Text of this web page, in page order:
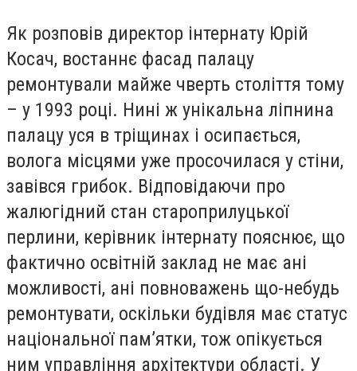
Як розповів директор інтернату Юрій
Косач, востаннє фасад палацу
ремонтували майже чверть століття тому
– у 1993 році. Нині ж унікальна ліпнина
палацу уся в тріщинах і осипається,
волога місцями уже просочилася у стіни,
завівся грибок. Відповідаючи про
жалюгідний стан староприлуцької
перлини, керівник інтернату пояснює, що
фактично освітній заклад не має ані
можливості, ані повноважень що-небудь
ремонтувати, оскільки будівля має статус
національної пам’ятки, тож опікується
ним управління архітектури області. У